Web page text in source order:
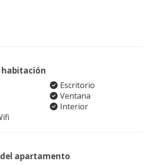
habitación
Escritorio
Ventana
Interior
apartamento